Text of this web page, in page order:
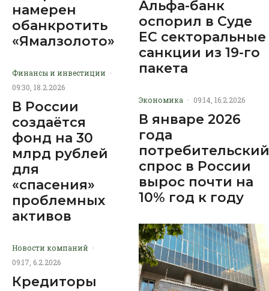
намерен
обанкротить
«Ямалзолото»
Финансы и инвестиции ·
09:30, 18.2.2026
В России
создаётся
фонд на 30
млрд рублей
для
«спасения»
проблемных
активов
Новости компаний ·
09:17, 6.2.2026
Кредиторы
Альфа-банк
оспорил в Суде
ЕС секторальные
санкции из 19-го
пакета
Экономика · 09:14, 16.2.2026
В январе 2026
года
потребительский
спрос в России
вырос почти на
10% год к году